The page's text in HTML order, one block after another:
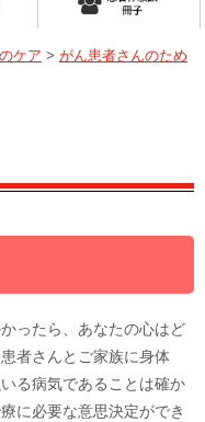
ケア > がん患者さんのため
ったら、あなたの心はど
者さんとご家族に身体
る病気であることは確か
に必要な意思決定ができ